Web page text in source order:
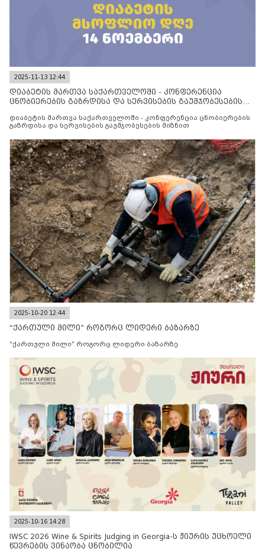
2025-11-13 12:44
დიაბეტის მართვა საქართველოში - კონფერენცია
ცნობიერების გაზრდისა და სერვისების გაუმჯობესების
დიაბეტის მართვა საქართველოში - კონფერენცია ცნობიერების
გაზრდისა და სერვისების გაუმჯობესების მიზნით
2025-10-20 12:44
“ქართული მილი” როგორც ლიდერი ბაზარზე
“ქართული მილი” როგორც ლიდერი ბაზარზე
2025-10-16 14:28
IWSC 2026 Wine & Spirits Judging in Georgia-ს ჟიურის უცხოელი
წევრების ვინაობა ცნობილია